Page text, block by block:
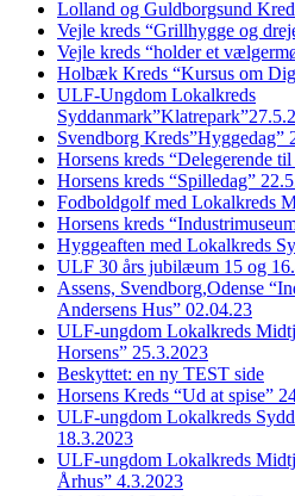
Lolland og Guldborgsund
Vejle kreds “Grillhygge og
Vejle kreds “holder et
Holbæk Kreds “Kursus om
ULF-Ungdom Lokalkreds
Svendborg Kreds”Hyggedag”
Horsens kreds “Delegerende
Horsens kreds “Spilledag”
Fodboldgolf med Lokalkreds
Horsens kreds
Hyggeaften med Lokalkreds
ULF 30 års jubilæum 15 og
Assens, Svendborg,Odense
Andersens Hus” 02.04.23
ULF-ungdom Lokalkreds
Horsens” 25.3.2023
Beskyttet: en ny TEST side
Horsens Kreds “Ud at spise”
ULF-ungdom Lokalkreds
18.3.2023
ULF-ungdom Lokalkreds
Århus” 4.3.2023